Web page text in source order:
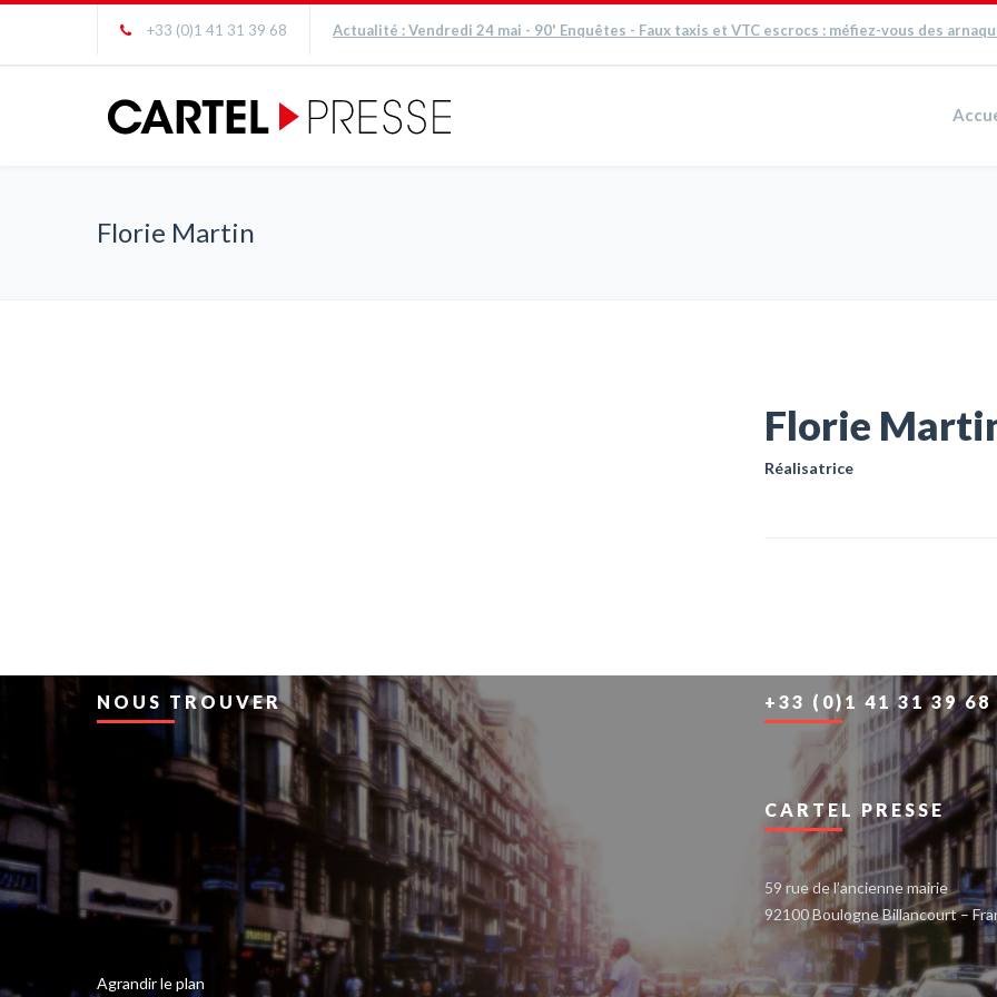
+33 (0)1 41 31 39 68 Actualité : Vendredi 24 mai - 90' Enquêtes - Faux taxis et VTC escrocs : méfiez-vous des
Florie Martin
Florie
Réalisatrice
NOUS TROUVER
Agrandir le plan
+33 (0)1 41 31 39 68
CARTEL PRESSE
59 rue de l’ancienne mairie
92100 Boulogne Billancourt –